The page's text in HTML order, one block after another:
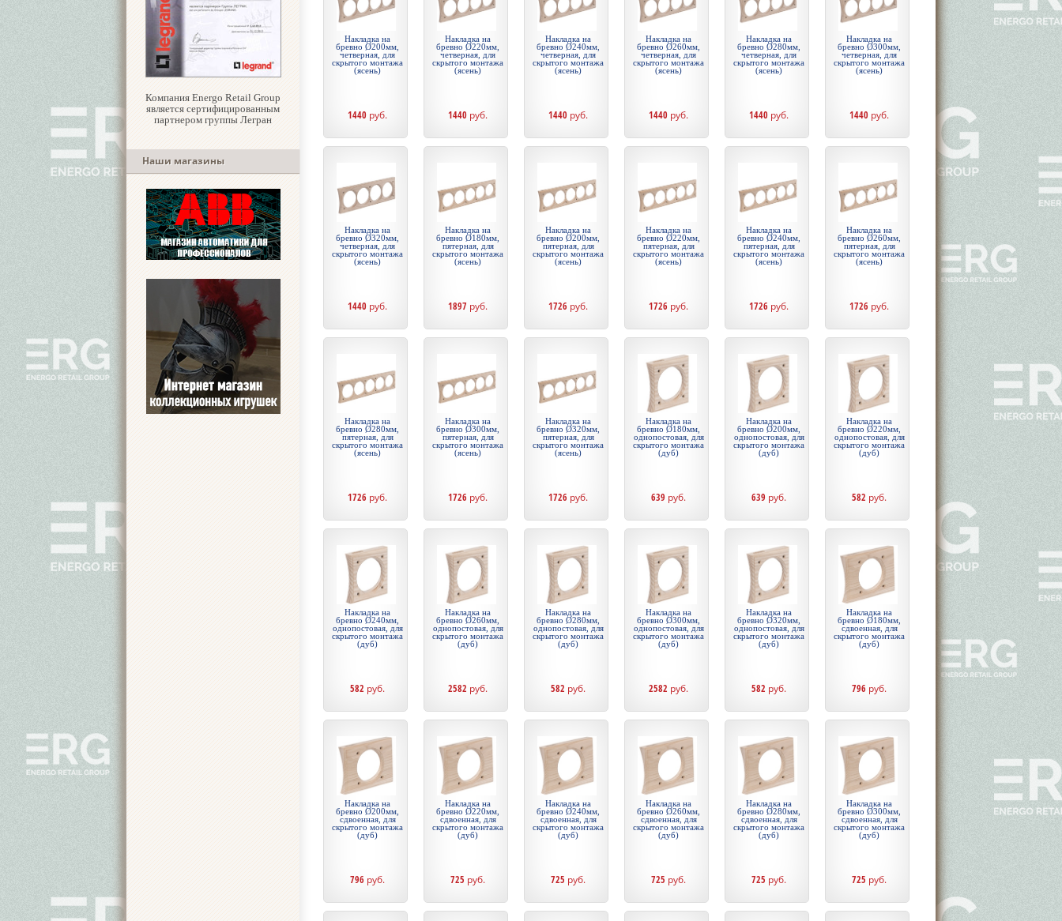
Компания Energo Retail Group
является сертифицированным
партнером группы Легран
Наши магазины
Накладка на
бревно Ø200мм,
четверная, для
скрытого монтажа
(ясень)
1440 руб.
Накладка на
бревно Ø220мм,
четверная, для
скрытого монтажа
(ясень)
1440 руб.
Накладка на
бревно Ø240мм,
четверная, для
скрытого монтажа
(ясень)
1440 руб.
Накладка на
бревно Ø260мм,
четверная, для
скрытого монтажа
(ясень)
1440 руб.
Накладка на
бревно Ø280мм,
четверная, для
скрытого монтажа
(ясень)
1440 руб.
Накладка на
бревно Ø300мм,
четверная, для
скрытого монтажа
(ясень)
1440 руб.
Накладка на
бревно Ø320мм,
четверная, для
скрытого монтажа
(ясень)
1440 руб.
Накладка на
бревно Ø180мм,
пятерная, для
скрытого монтажа
(ясень)
1897 руб.
Накладка на
бревно Ø200мм,
пятерная, для
скрытого монтажа
(ясень)
1726 руб.
Накладка на
бревно Ø220мм,
пятерная, для
скрытого монтажа
(ясень)
1726 руб.
Накладка на
бревно Ø240мм,
пятерная, для
скрытого монтажа
(ясень)
1726 руб.
Накладка на
бревно Ø260мм,
пятерная, для
скрытого монтажа
(ясень)
1726 руб.
Накладка на
бревно Ø280мм,
пятерная, для
скрытого монтажа
(ясень)
1726 руб.
Накладка на
бревно Ø300мм,
пятерная, для
скрытого монтажа
(ясень)
1726 руб.
Накладка на
бревно Ø320мм,
пятерная, для
скрытого монтажа
(ясень)
1726 руб.
Накладка на
бревно Ø180мм,
однопостовая, для
скрытого монтажа
(дуб)
639 руб.
Накладка на
бревно Ø200мм,
однопостовая, для
скрытого монтажа
(дуб)
639 руб.
Накладка на
бревно Ø220мм,
однопостовая, для
скрытого монтажа
(дуб)
582 руб.
Накладка на
бревно Ø240мм,
однопостовая, для
скрытого монтажа
(дуб)
582 руб.
Накладка на
бревно Ø260мм,
однопостовая, для
скрытого монтажа
(дуб)
2582 руб.
Накладка на
бревно Ø280мм,
однопостовая, для
скрытого монтажа
(дуб)
582 руб.
Накладка на
бревно Ø300мм,
однопостовая, для
скрытого монтажа
(дуб)
2582 руб.
Накладка на
бревно Ø320мм,
однопостовая, для
скрытого монтажа
(дуб)
582 руб.
Накладка на
бревно Ø180мм,
сдвоенная, для
скрытого монтажа
(дуб)
796 руб.
Накладка на
бревно Ø200мм,
сдвоенная, для
скрытого монтажа
(дуб)
796 руб.
Накладка на
бревно Ø220мм,
сдвоенная, для
скрытого монтажа
(дуб)
725 руб.
Накладка на
бревно Ø240мм,
сдвоенная, для
скрытого монтажа
(дуб)
725 руб.
Накладка на
бревно Ø260мм,
сдвоенная, для
скрытого монтажа
(дуб)
725 руб.
Накладка на
бревно Ø280мм,
сдвоенная, для
скрытого монтажа
(дуб)
725 руб.
Накладка на
бревно Ø300мм,
сдвоенная, для
скрытого монтажа
(дуб)
725 руб.